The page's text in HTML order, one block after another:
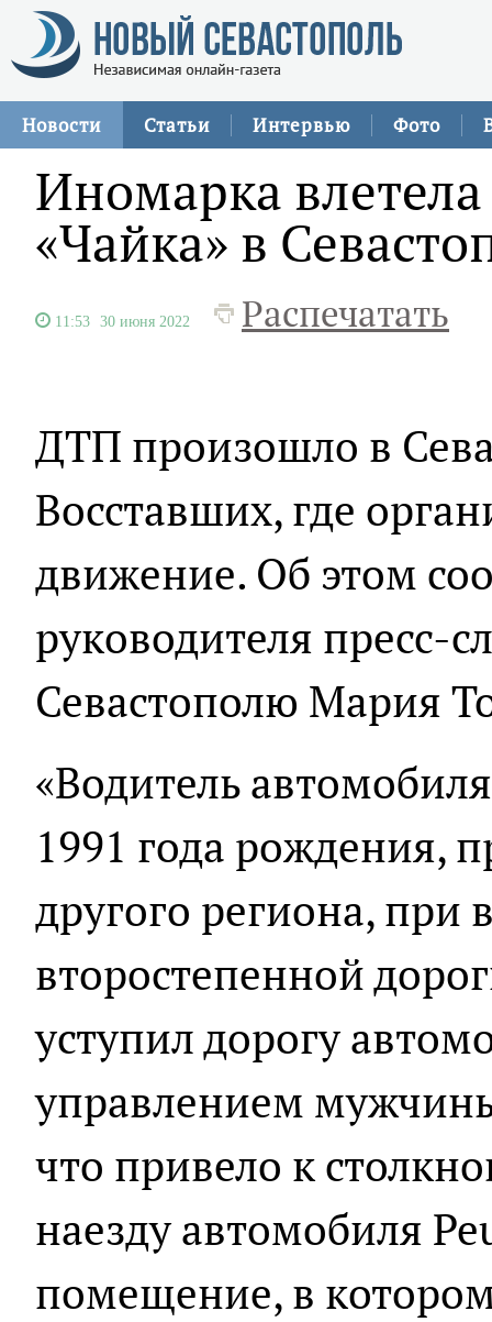
Новости Статьи Интервью Фото
Иномарка
«Чайка» в
11:53 30 июня 2022 Распечатать
ДТП произошло в
Восставших, где
движение. Об этом
руководителя
Севастополю Мария
«Водитель
1991 года рождения,
другого региона, при
второстепенной
уступил дорогу
управлением
что привело к
наезду автомобиля
помещение, в